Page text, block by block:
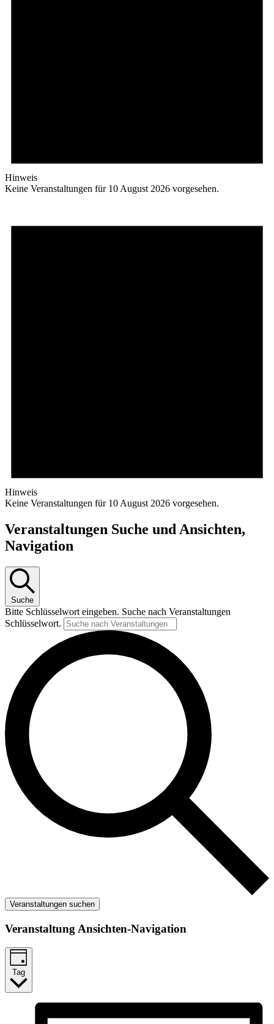
Hinweis
Keine Veranstaltungen für 10 August 2026 vorgesehen.
Hinweis
Keine Veranstaltungen für 10 August 2026 vorgesehen.
Veranstaltungen Suche und Ansichten,
Navigation
Suche
Bitte Schlüsselwort eingeben. Suche nach Veranstaltungen
Schlüsselwort.
Veranstaltungen suchen
Veranstaltung Ansichten-Navigation
Tag